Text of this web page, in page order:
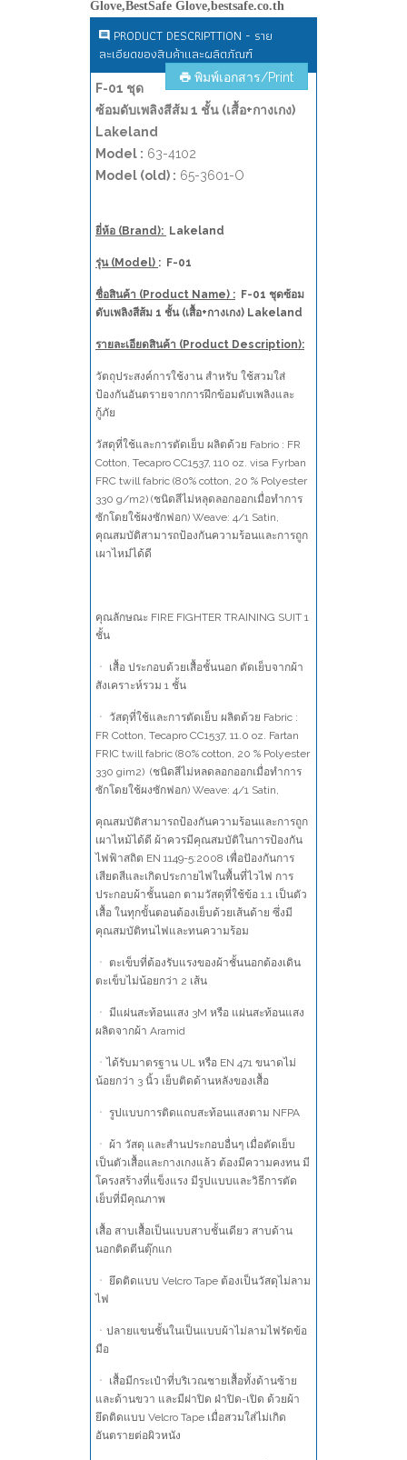
PRODUCT DESCRIPTTION - ราย
ละเอียดของสินค้าและผลิตภัณฑ์
พิมพ์เอกสาร/Print
F-01 ชุด
ซ้อมดับเพลิงสีส้ม 1 ชั้น (เสื้อ+กางเกง)
Lakeland
Model : 63-4102
Model (old) : 65-3601-O
ยี่ห้อ (Brand): Lakeland
รุ่น (Model) : F-01
ชื่อสินค้า (Product Name) : F-01 ชุดซ้อม
ดับเพลิงสีส้ม 1 ชั้น (เสื้อ+กางเกง) Lakeland
รายละเอียดสินค้า (Product Description):
วัตถุประสงค์การใช้งาน สำหรับ ใช้สวมใส่
ป้องกันอันตรายจากการฝึกข้อมดับเพลิงและ
กู้ภัย
วัสดุที่ใช้และการตัดเย็บ ผลิตด้วย Fabrio : FR
Cotton, Tecapro CC1537, 110 oz. visa Fyrban
FRC twill fabric (80% cotton, 20 % Polyester
330 g/m2) (ชนิดสีไม่หลุดลอกออกเมื่อทำการ
ซักโดยใช้ผงซักฟอก) Weave: 4/1 Satin,
คุณสมบัติสามารถป้องกันความร้อนและการถูก
เผาไหม๋ได้ดี
คุณลักษณะ FIRE FIGHTER TRAINING SUIT 1
ชั้น
ㆍ เสื้อ ประกอบด้วยเสื้อชั้นนอก ตัดเย็บจากผ้า
สังเคราะห์รวม 1 ชั้น
ㆍ วัสดุที่ใช้และการตัดเย็บ ผลิตด้วย Fabric :
FR Cotton, Tecapro CC1537, 11.0 oz. Fartan
FRIC twill fabric (80% cotton, 20 % Polyester
330 gim2) (ชนิดสีไม่หลดลอกออกเมื่อทำการ
ซักโดยใช้ผงซักฟอก) Weave: 4/1 Satin,
คุณสมบัติสามารถป้องกันความร้อนและการถูก
เผาไหม้ได้ดี ผ้าควรมีคุณสมบัติในการป้องกัน
ไฟฟ้าสถิต EN 1149-5:2008 เพื่อปัองกันการ
เสียดสีและเกิดประกายไฟในพื้นที่ไวไฟ การ
ประกอบผ้าชั้นนอก ตามวัสดุที่ใช้ข้อ 1.1 เป็นตัว
เสื้อ ในทุกขั้นตอนต้องเย็บด้วยเส้นด้าย ซึ่งมี
คุณสมบัติทนไฟและทนความร้อม
ㆍ ตะเข็บที่ต้องรับแรงของผ้าชั้นนอกต้องเดิน
ตะเข็บไม่น้อยกว่า 2 เส้น
ㆍ มีแผ่นสะท้อนแสง 3M หรือ แผ่นสะท้อนแสง
ผลิตจากผ้า Aramid
ㆍได้รับมาตรฐาน UL หรือ EN 471 ขนาดไม่
น้อยกว่า 3 นิ้ว เย็บติดด้านหลังของเสื้อ
ㆍ รูปแบบการติดแถบสะท้อนแสงตาม NFPA
ㆍ ผ้า วัสดุ และสำนประกอบอื่นๆ เมื่อตัดเย็บ
เป็นตัวเสื้อและกางเกงแล้ว ต้องมีความคงทน มี
โครงสร้างที่แข็งแรง มีรูปแบบและวิธีการตัด
เย็บที่มีคุณภาพ
เสื้อ สาบเสื้อเป็นแบบสาบชั้นเดียว สาบด้าน
นอกติดตีนตุ๊กแก
ㆍ ยึดติดแบบ Velcro Tape ต้องเป็นวัสดุไม่ลาม
ไฟ
ㆍปลายแขนชั้นในเป็นแบบผ้าไม่ลามไฟรัดข้อ
มือ
ㆍ เสื้อมีกระเป๋าที่บริเวณชายเสื้อทั้งด้านซ้าย
และด้านขวา และมีฝาปิด ฝ่าปิด-เปิด ด้วยผ้า
ยึดติดแบบ Velcro Tape เมื่อสวมใส่ไม่เกิด
อันตรายต่อผิวหนัง